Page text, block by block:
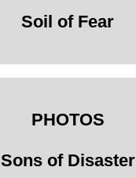
Soil of Fear
PHOTOS
Sons of Disaster